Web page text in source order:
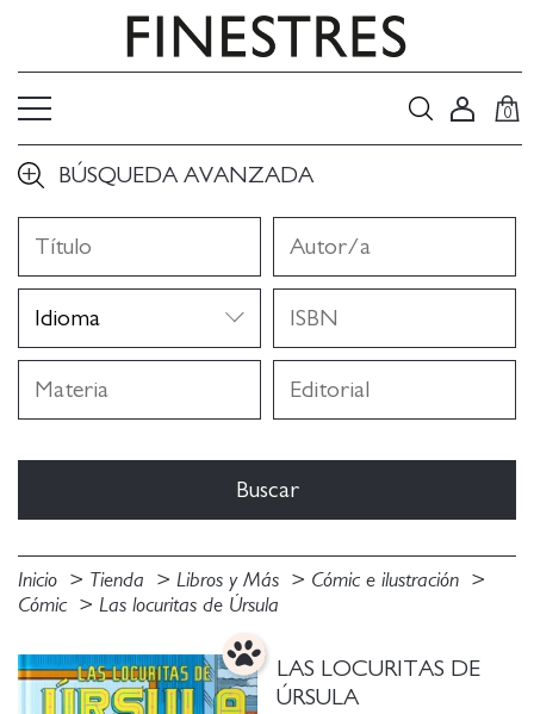
0
BÚSQUEDA AVANZADA
Inicio Tienda Libros y Más
Cómic e ilustración
Cómic
Las locuritas de Úrsula
LAS LOCURITAS DE
ÚRSULA